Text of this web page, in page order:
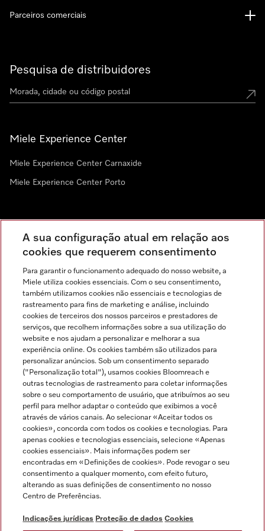
Pesquisa de distribuidores
Miele Experience Center
Miele Experience Center Carnaxide
Miele Experience Center Porto
Parceiros comerciais
Indicações jurídicas
Condições gerais
Proteção de dados
Condições de utilização
Canal de Ética
Formulário de livre resolução
Miele no Instagram
Miele no Facebook
Miele no Youtube
A sua configuração atual em relação aos
cookies que requerem consentimento
Para garantir o funcionamento adequado do nosso website, a
Miele utiliza cookies essenciais. Com o seu consentimento,
também utilizamos cookies não essenciais e tecnologias de
rastreamento para fins de marketing e análise, incluindo
cookies de terceiros dos nossos parceiros e prestadores de
serviços, que recolhem informações sobre a sua utilização do
website e nos ajudam a personalizar e melhorar a sua
experiência online. Os cookies também são utilizados para
personalizar anúncios. Sob um consentimento separado
("Personalização total"), usamos cookies Bloomreach e
outras tecnologias de rastreamento para coletar informações
sobre o seu comportamento de usuário, que atribuímos ao seu
perfil para melhor adaptar o conteúdo que exibimos a você
através de vários canais. Ao selecionar «Aceitar todos os
cookies», concorda com todos os cookies e tecnologias. Para
apenas cookies e tecnologias essenciais, selecione «Apenas
cookies essenciais». Mais informações podem ser
encontradas em «Definições de cookies». Pode revogar o seu
consentimento a qualquer momento, com efeito futuro,
alterando as suas definições de consentimento no nosso
Centro de Preferências.
Indicações jurídicas Proteção de dados Cookies